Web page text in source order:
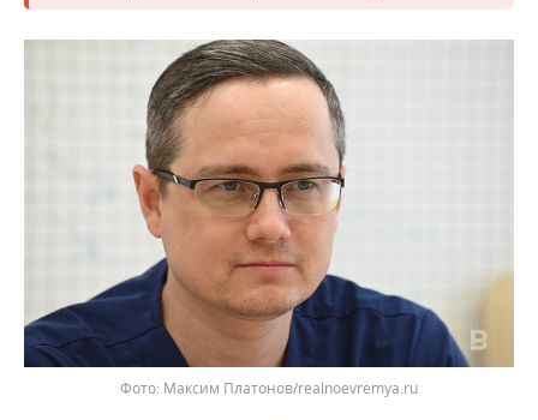
Фото: Максим Платонов/realnoevremya.ru